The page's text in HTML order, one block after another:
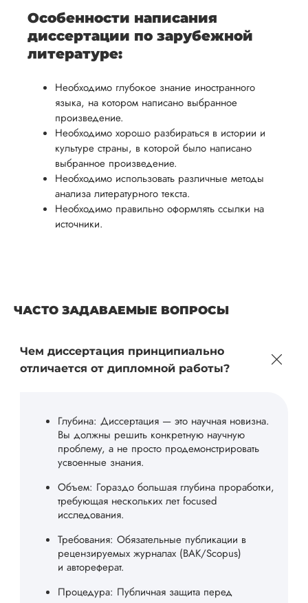
Особенности написания
диссертации по зарубежной
литературе:
Необходимо глубокое знание иностранного
языка, на котором написано выбранное
произведение.
Необходимо хорошо разбираться в истории и
культуре страны, в которой было написано
выбранное произведение.
Необходимо использовать различные методы
анализа литературного текста.
Необходимо правильно оформлять ссылки на
источники.
ЧАСТО ЗАДАВАЕМЫЕ ВОПРОСЫ
Чем диссертация принципиально
отличается от дипломной работы?
Глубина: Диссертация — это научная новизна.
Вы должны решить конкретную научную
проблему, а не просто продемонстрировать
усвоенные знания.
Объем: Гораздо большая глубина проработки,
требующая нескольких лет focused
исследования.
Требования: Обязательные публикации в
рецензируемых журналах (ВАК/Scopus)
и автореферат.
Процедура: Публичная защита перед